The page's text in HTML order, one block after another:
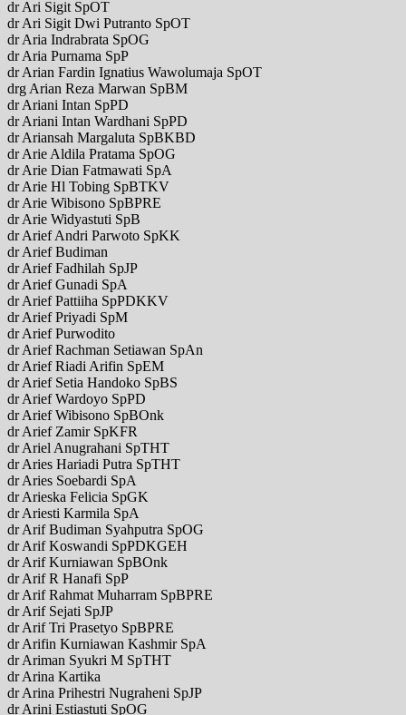
dr Ari Sigit SpOT
dr Ari Sigit Dwi Putranto SpOT
dr Aria Indrabrata SpOG
dr Aria Purnama SpP
dr Arian Fardin Ignatius Wawolumaja SpOT
drg Arian Reza Marwan SpBM
dr Ariani Intan SpPD
dr Ariani Intan Wardhani SpPD
dr Ariansah Margaluta SpBKBD
dr Arie Aldila Pratama SpOG
dr Arie Dian Fatmawati SpA
dr Arie Hl Tobing SpBTKV
dr Arie Wibisono SpBPRE
dr Arie Widyastuti SpB
dr Arief Andri Parwoto SpKK
dr Arief Budiman
dr Arief Fadhilah SpJP
dr Arief Gunadi SpA
dr Arief Pattiiha SpPDKKV
dr Arief Priyadi SpM
dr Arief Purwodito
dr Arief Rachman Setiawan SpAn
dr Arief Riadi Arifin SpEM
dr Arief Setia Handoko SpBS
dr Arief Wardoyo SpPD
dr Arief Wibisono SpBOnk
dr Arief Zamir SpKFR
dr Ariel Anugrahani SpTHT
dr Aries Hariadi Putra SpTHT
dr Aries Soebardi SpA
dr Arieska Felicia SpGK
dr Ariesti Karmila SpA
dr Arif Budiman Syahputra SpOG
dr Arif Koswandi SpPDKGEH
dr Arif Kurniawan SpBOnk
dr Arif R Hanafi SpP
dr Arif Rahmat Muharram SpBPRE
dr Arif Sejati SpJP
dr Arif Tri Prasetyo SpBPRE
dr Arifin Kurniawan Kashmir SpA
dr Ariman Syukri M SpTHT
dr Arina Kartika
dr Arina Prihestri Nugraheni SpJP
dr Arini Estiastuti SpOG